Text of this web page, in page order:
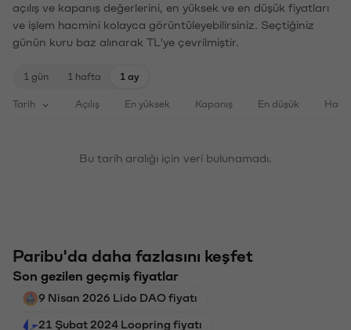
açılış ve kapanış değerlerini, en yüksek ve en düşük fiyatları
ve işlem hacmini kolayca görüntüleyebilirsiniz. Seçtiğiniz
günün kuru baz alınarak TL'ye çevrilmiştir.
1 gün 1 hafta 1 ay
Tarih Açılış En yüksek Kapanış En düşük
Bu tarih aralığı için veri bulunamadı.
Paribu'da daha fazlasını keşfet
Son gezilen geçmiş fiyatlar
9 Nisan 2026 Lido DAO fiyatı
21 Şubat 2024 Loopring fiyatı